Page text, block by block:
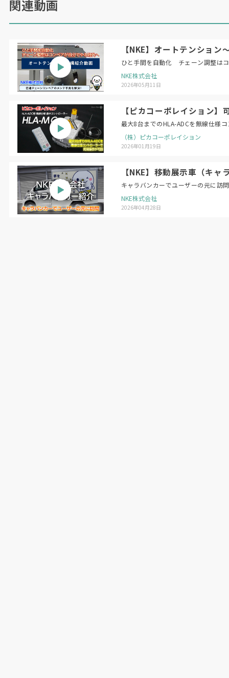
関連動画
【NKE】オートテンショ
ひと手間を自動化 チェーン調整は
NKE株式会社
2026年05月11日
【ピカコーポレイション
最大8台までのHLA-ADCを無線仕様
（株）ピカコーポレイション
2026年01月19日
【NKE】移動展示車（キ
キャラバンカーでユーザーの元に訪問
NKE株式会社
2026年04月28日